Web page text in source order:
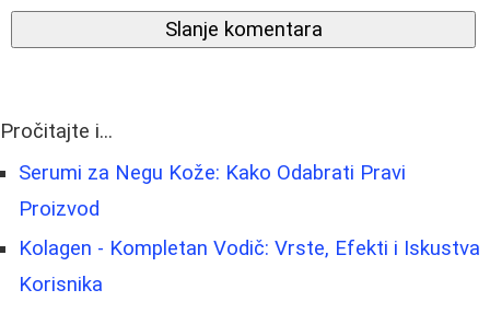
Slanje komentara
Pročitajte i...
Serumi za Negu Kože: Kako Odabrati Pravi
Proizvod
Kolagen - Kompletan Vodič: Vrste, Efekti i Iskustva
Korisnika